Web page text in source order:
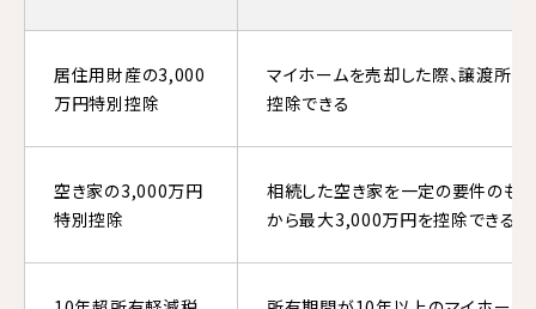
居住用財産の3,000
万円特別控除
マイホームを売却した際、譲渡所
控除できる
空き家の3,000万円
特別控除
相続した空き家を一定の要件のも
から最大3,000万円を控除できる